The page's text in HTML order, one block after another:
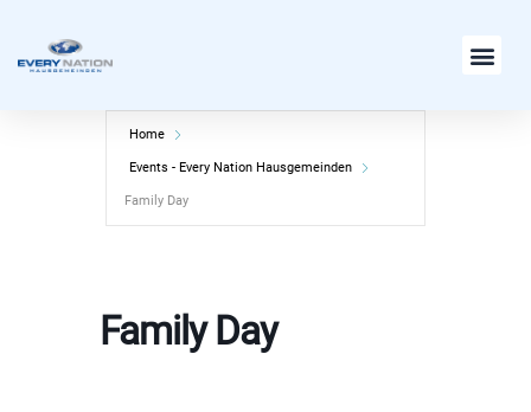
Inhalt
Home
Events - Every Nation Hausgemeinden
Family Day
Family Day